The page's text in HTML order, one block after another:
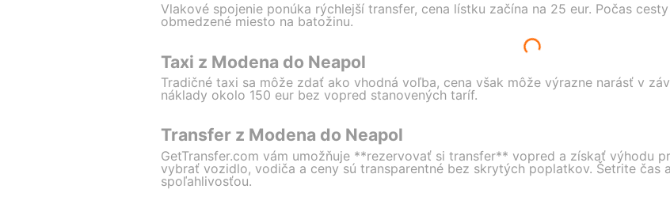
Vlakové spojenie ponúka rýchlejší transfer, cena lístku začína na 25 eur. Počas
obmedzené miesto na batožinu.
Taxi z Modena do Neapol
Tradičné taxi sa môže zdať ako vhodná voľba, cena však môže výrazne narásť v
náklady okolo 150 eur bez vopred stanovených taríf.
Transfer z Modena do Neapol
GetTransfer.com vám umožňuje **rezervovať si transfer** vopred a získať výhodu
vybrať vozidlo, vodiča a ceny sú transparentné bez skrytých poplatkov. Šetrite čas
spoľahlivosťou.